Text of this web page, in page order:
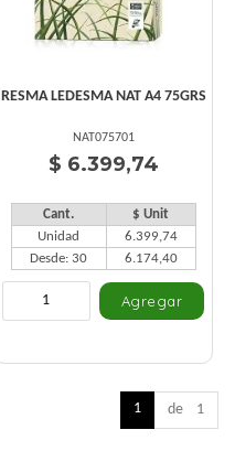
RESMA LEDESMA NAT A4 75GRS
NAT075701
$ 6.399,74
Cant.
$ Unit
Unidad
6.399,74
Desde: 30
6.174,40
1 de 1